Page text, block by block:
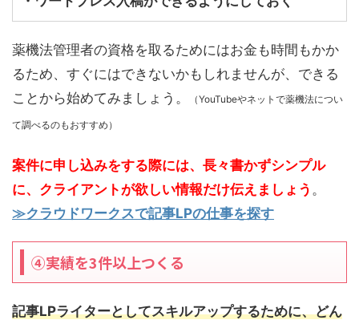
薬機法管理者の資格を取るためにはお金も時間もかか
るため、すぐにはできないかもしれませんが、できる
ことから始めてみましょう。
（YouTubeやネットで薬機法につい
て調べるのもおすすめ）
案件に申し込みをする際には、長々書かずシンプル
に、 クライアントが欲しい情報だけ伝えましょう 。
≫クラウドワークスで記事LPの仕事を探す
④実績を3件以上つくる
記事LPライターとしてスキルアップするために、どん